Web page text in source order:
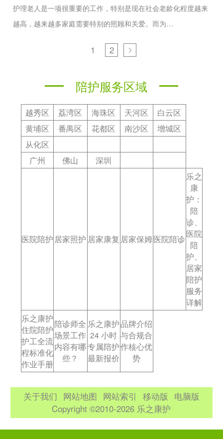
护理老人是一项很重要的工作，特别是现在社会老龄化程度越来
越高，越来越多家庭需要特别的照顾和关爱。而为…
1 2
陪护服务区域
越秀区 荔湾区 海珠区 天河区
白云区
黄埔区
番禺区 花都区 南沙区
增城区
从化区
广州
佛山 深圳
医院陪护 居家照护 居家康复 居家保姆医院陪诊
乐之
康
护：
陪
诊、
医院
陪
护、
居家
陪护
服务
详解
乐之康护
住院陪护
护工全流
程标准化
作业手册
陪诊师全
场景工作
内容有哪
些？
乐之康护
24 小时
专属陪护
最新报价
品牌介绍
与合规合
作核心优
势
关于我们 网站地图 网站索引 移动版
电脑版
Copyright ©2010-2026 乐之康护